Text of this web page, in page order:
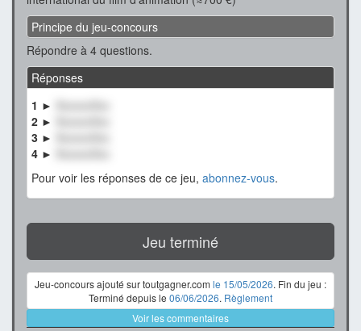
Principe du jeu-concours
Répondre à 4 questions.
Réponses
1 ►
XxxxxxXxx
2 ►
3 ►
4 ►
Pour voir les réponses de ce jeu, abonnez-vous.
Jeu terminé
Jeu-concours ajouté sur toutgagner.com le 15/05/2026. Fin du jeu :
Terminé depuis le 06/06/2026. Règlement
Voir les commentaires